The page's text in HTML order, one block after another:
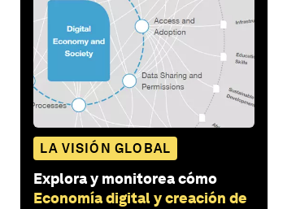
LA VISIÓN GLOBAL
Explora y monitorea cómo
Economía digital y creación de